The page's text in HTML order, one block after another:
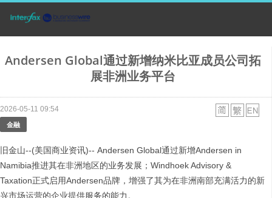
Andersen Global通过新增纳米比亚成员公司拓
展非洲业务平台
2026-05-11 09:54
金融
旧金山--(美国商业资讯)-- Andersen Global通过新增Andersen in
Namibia推进其在非洲地区的业务发展；Windhoek Advisory &
Taxation正式启用Andersen品牌，增强了其为在非洲南部充满活力的新
兴市场运营的企业提供服务的能力。